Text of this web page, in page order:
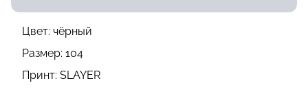
Цвет: чёрный
Размер: 104
Принт: SLAYER